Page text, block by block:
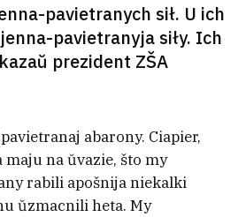
pavietranych sił. U ich
pavietranyja siły. Ich
prezident ZŠA
abarony. Ciapier,
maju na ŭvazie, što my
rabili apošnija niekalki
ŭzmacnili heta. My
siamjoj
ź jakim
ŭ palityku
13